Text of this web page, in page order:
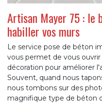
Artisan Mayer 75 : le
habiller vos murs
Le service pose de béton
vous permet de vous
décoration pour améliorer
Souvent, quand nous
nous tombons sur des
magnifique type de béton